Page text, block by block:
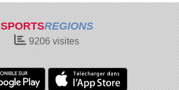
SPORTSREGIONS
9206 visites